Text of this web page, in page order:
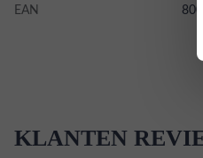
EAN
KLANTEN